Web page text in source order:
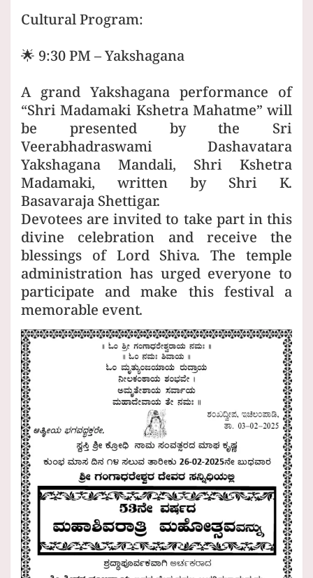
Cultural Program:
🌟 9:30 PM – Yakshagana
A grand Yakshagana performance of
“Shri Madamaki Kshetra Mahatme” will
be presented by the Sri
Veerabhadraswami Dashavatara
Yakshagana Mandali, Shri Kshetra
Madamaki, written by Shri K.
Basavaraja Shettigar.
Devotees are invited to take part in this
divine celebration and receive the
blessings of Lord Shiva. The temple
administration has urged everyone to
participate and make this festival a
memorable event.